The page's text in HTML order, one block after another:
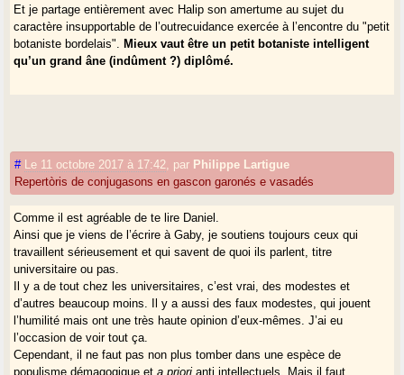
Et je partage entièrement avec Halip son amertume au sujet du
caractère insupportable de l’outrecuidance exercée à l’encontre du "petit
botaniste bordelais".
Mieux vaut être un petit botaniste intelligent
qu’un grand âne (indûment ?) diplômé.
# Le 11 octobre 2017 à 17:42 par Philippe Lartigue
Repertòris de conjugasons en gascon garonés e vasadés
Comme il est agréable de te lire Daniel.
Ainsi que je viens de l’écrire à Gaby, je soutiens toujours ceux qui
travaillent sérieusement et qui savent de quoi ils parlent, titre
universitaire ou pas.
Il y a de tout chez les universitaires, c’est vrai, des modestes et
d’autres beaucoup moins. Il y a aussi des faux modestes, qui jouent
l’humilité mais ont une très haute opinion d’eux-mêmes. J’ai eu
l’occasion de voir tout ça.
Cependant, il ne faut pas non plus tomber dans une espèce de
populisme démagogique eta priori anti intellectuels. Mais il faut